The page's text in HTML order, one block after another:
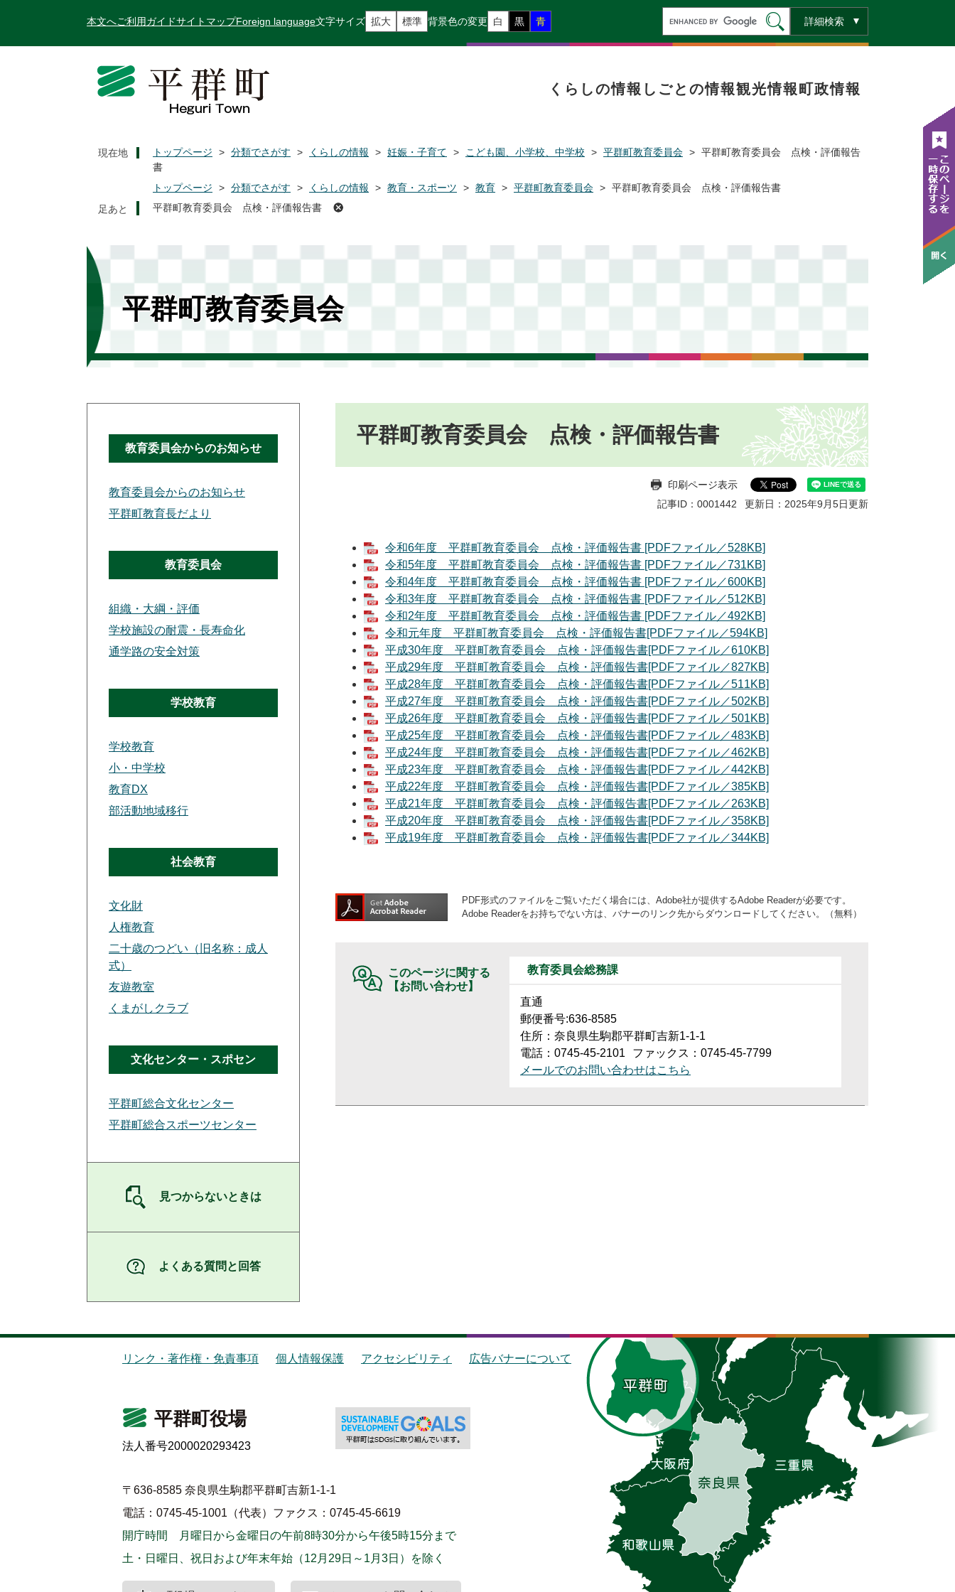
本文へご利用ガイドサイトマップForeign language文字サイズ 拡大 標準 背景色の変更 白 黒 青
ー
ー
詳細検索
くらしの情報 しごとの情報観光情報町政情報
現在地 トップページ > 分類でさがす > くらしの情報 > 妊娠・子育て > こども園、小学校、中学校 > 平群町教育委員会 > 平群町教育委員会 点検・評価報告
書
トップページ
> 分類でさがす > くらしの情報 > 教育・スポーツ > 教育 > 平群町教育委員会 > 平群町教育委員会 点検・評価報告書
平群町教育委員会 点検・評価報告書
平群町教育委員会
平群町教育委員会 点検・評価報告書
印刷ページ表示
記事ID：0001442
更新日：2025年9月5日更新
令和6年度 平群町教育委員会 点検・評価報告書 [PDFファイル／528KB]
令和5年度 平群町教育委員会 点検・評価報告書 [PDFファイル／731KB]
令和4年度 平群町教育委員会 点検・評価報告書 [PDFファイル／600KB]
令和3年度 平群町教育委員会 点検・評価報告書 [PDFファイル／512KB]
令和2年度 平群町教育委員会 点検・評価報告書 [PDFファイル／492KB]
令和元年度 平群町教育委員会 点検・評価報告書[PDFファイル／594KB]
平成30年度 平群町教育委員会 点検・評価報告書[PDFファイル／610KB]
平成29年度 平群町教育委員会 点検・評価報告書[PDFファイル／827KB]
平成28年度 平群町教育委員会 点検・評価報告書[PDFファイル／511KB]
平成27年度 平群町教育委員会 点検・評価報告書[PDFファイル／502KB]
平成26年度 平群町教育委員会 点検・評価報告書[PDFファイル／501KB]
平成25年度 平群町教育委員会 点検・評価報告書[PDFファイル／483KB]
平成24年度 平群町教育委員会 点検・評価報告書[PDFファイル／462KB]
平成23年度 平群町教育委員会 点検・評価報告書[PDFファイル／442KB]
平成22年度 平群町教育委員会 点検・評価報告書[PDFファイル／385KB]
平成21年度 平群町教育委員会 点検・評価報告書[PDFファイル／263KB]
平成20年度 平群町教育委員会 点検・評価報告書[PDFファイル／358KB]
平成19年度 平群町教育委員会 点検・評価報告書[PDFファイル／344KB]
PDF形式のファイルをご覧いただく場合には、Adobe社が提供するAdobe Readerが必要です。
Adobe Readerをお持ちでない方は、バナーのリンク先からダウンロードしてください。（無料）
このページに関する
【お問い合わせ】
教育委員会総務課
直通
郵便番号:636-8585
住所：奈良県生駒郡平群町吉新1-1-1
電話：0745-45-2101
ファックス：0745-45-7799
メールでのお問い合わせはこちら
教育委員会からのお知らせ
教育委員会からのお知らせ
平群町教育長だより
教育委員会
組織・大綱・評価
学校施設の耐震・長寿命化
通学路の安全対策
学校教育
学校教育
小・中学校
教育DX
部活動地域移行
社会教育
文化財
人権教育
二十歳のつどい（旧名称：成人
式）
友遊教室
くまがしクラブ
文化センター・スポセン
平群町総合文化センター
平群町総合スポーツセンター
見つからないときは
よくある質問と回答
リンク・著作権・免責事項 個人情報保護 アクセシビリティ 広告バナーについて
平群町役場
法人番号2000020293423
〒636-8585 奈良県生駒郡平群町吉新1-1-1
電話：0745-45-1001（代表） ファクス：0745-45-6619
開庁時間 月曜日から金曜日の午前8時30分から午後5時15分まで
土・日曜日、祝日および年末年始（12月29日～1月3日）を除く